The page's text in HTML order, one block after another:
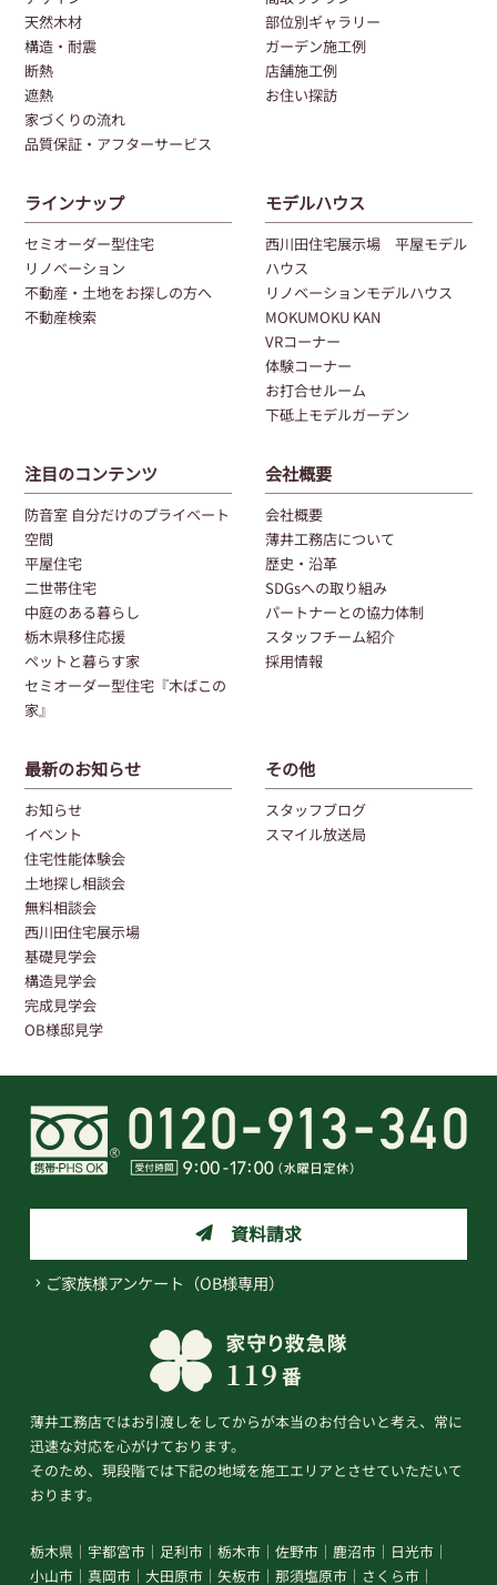
天然木材
構造・耐震
断熱
遮熱
家づくりの流れ
品質保証・アフターサービス
部位別ギャラリー
ガーデン施工例
店舗施工例
お住い探訪
ラインナップ
セミオーダー型住宅
リノベーション
不動産・土地をお探しの方へ
不動産検索
モデルハウス
西川田住宅展示場 平屋モデル
ハウス
リノベーションモデルハウス
MOKUMOKU KAN
VRコーナー
体験コーナー
お打合せルーム
下砥上モデルガーデン
注目のコンテンツ
防音室 自分だけのプライベート
空間
平屋住宅
二世帯住宅
中庭のある暮らし
栃木県移住応援
ペットと暮らす家
セミオーダー型住宅『木ばこの
家』
会社概要
会社概要
薄井工務店について
歴史・沿革
SDGsへの取り組み
パートナーとの協力体制
スタッフチーム紹介
採用情報
最新のお知らせ
お知らせ
イベント
住宅性能体験会
土地探し相談会
無料相談会
西川田住宅展示場
基礎見学会
構造見学会
完成見学会
OB様邸見学
その他
スタッフブログ
スマイル放送局
資料請求
ご家族様アンケート（OB様専用）
薄井工務店ではお引渡しをしてからが本当のお付合いと考え、常に
迅速な対応を心がけております。
そのため、現段階では下記の地域を施工エリアとさせていただいて
おります。
栃木県 宇都宮市 足利市 栃木市 佐野市 鹿沼市
日光市
小山市
真岡市 大田原市 矢板市 那須塩原市 さくら市